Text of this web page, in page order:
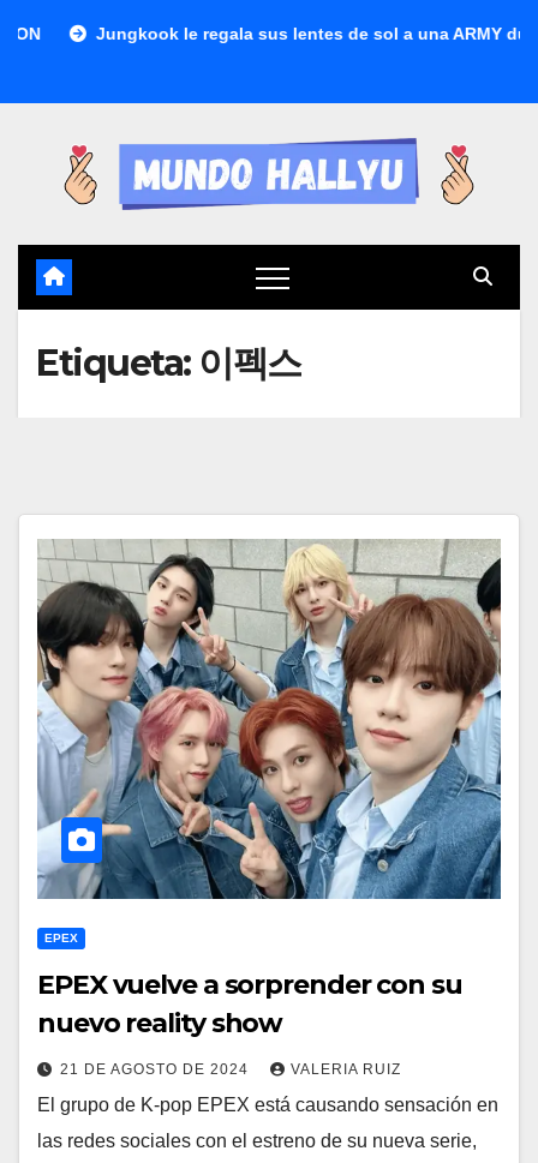
Jungkook le regala sus lentes de sol a una ARMY durante
Etiqueta: 이펙스
EPEX
EPEX vuelve a sorprender con su
nuevo reality show
21 DE AGOSTO DE 2024 VALERIA RUIZ
El grupo de K-pop EPEX está causando sensación en
las redes sociales con el estreno de su nueva serie,